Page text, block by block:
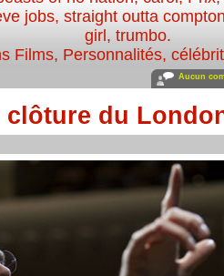
jobs, straight outta
girl ,trumbo.
Films, Personnalités,
Aucun
clôture du